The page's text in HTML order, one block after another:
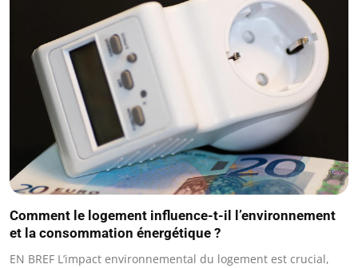
Comment le logement influence-t-il l’environnement
et la consommation énergétique ?
EN BREF L’impact environnemental du logement est crucial,